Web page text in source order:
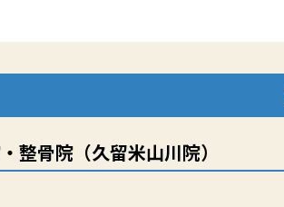
整骨院（久留米山川院）